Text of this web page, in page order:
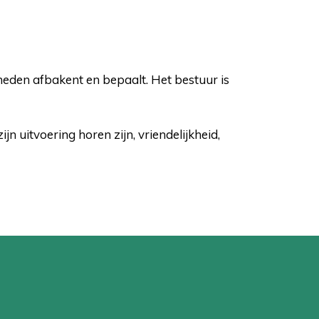
afbakent en bepaalt. Het bestuur is
uitvoering horen zijn, vriendelijkheid,